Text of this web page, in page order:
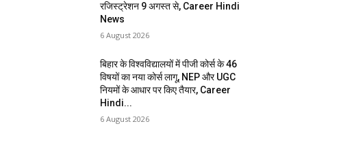
रजिस्ट्रेशन 9 अगस्त से, Career Hindi
News
6 August 2026
बिहार के विश्वविद्यालयों में पीजी कोर्स के 46
विषयों का नया कोर्स लागू, NEP और UGC
नियमों के आधार पर किए तैयार, Career
Hindi...
6 August 2026